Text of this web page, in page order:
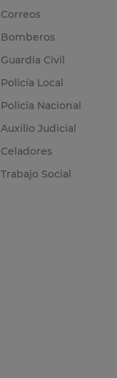
Correos
Bomberos
Guardia Civil
Policía Local
Policía Nacional
Auxilio Judicial
Celadores
Trabajo Social